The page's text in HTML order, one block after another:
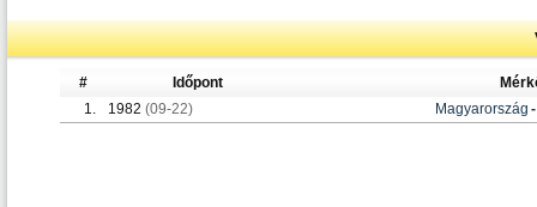
# Időpont
1.
1982 (09-22) Magyarország -